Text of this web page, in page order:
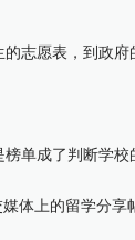
愿表，到政府
成了判断学校
的留学分享帖